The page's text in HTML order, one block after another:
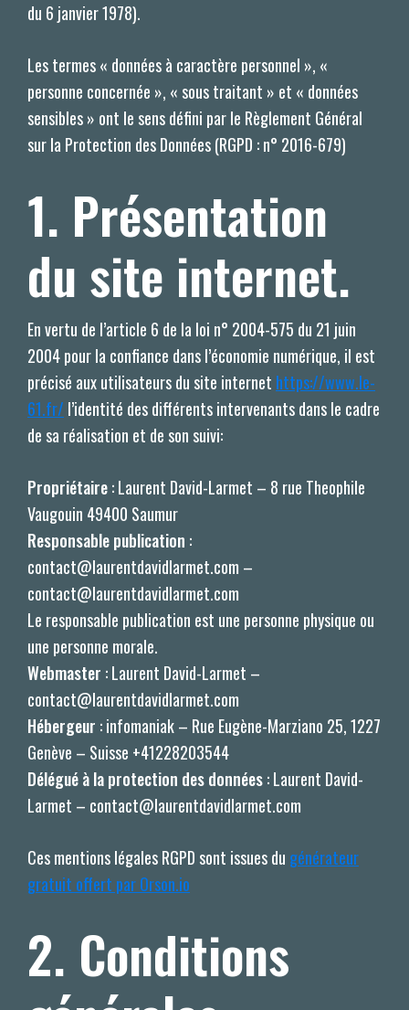
du 6 janvier 1978).
Les termes « données à caractère personnel », «
personne concernée », « sous traitant » et « données
sensibles » ont le sens défini par le Règlement Général
sur la Protection des Données (RGPD : n° 2016-679)
1. Présentation
du site internet.
En vertu de l’article 6 de la loi n° 2004-575 du 21 juin
2004 pour la confiance dans l’économie numérique, il est
précisé aux utilisateurs du site internet https://www.le-
61.fr/ l’identité des différents intervenants dans le cadre
de sa réalisation et de son suivi:
Propriétaire: Laurent David-Larmet – 8 rue Theophile
Vaugouin 49400 Saumur
Responsable publication :
contact@laurentdavidlarmet.com –
contact@laurentdavidlarmet.com
Le responsable publication est une personne physique ou
une personne morale.
Webmaster : Laurent David-Larmet –
contact@laurentdavidlarmet.com
Hébergeur : infomaniak – Rue Eugène-Marziano 25, 1227
Genève – Suisse +41228203544
Délégué à la protection des données: Laurent David-
Larmet – contact@laurentdavidlarmet.com
Ces mentions légales RGPD sont issues du générateur
gratuit offert par Orson.io
2. Conditions